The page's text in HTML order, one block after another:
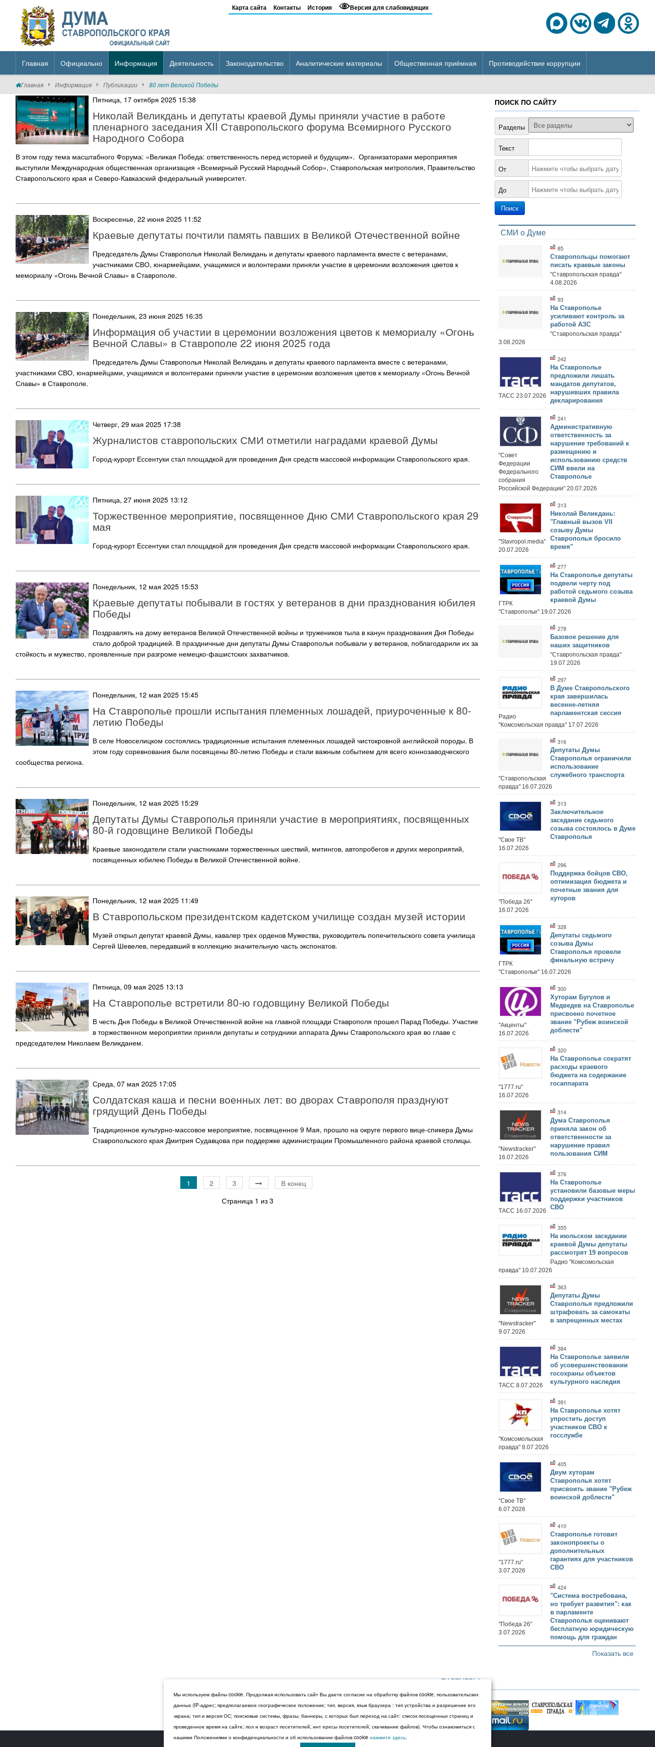
Карта сайта Контакты История Версия для слабовидящих
Главная Официально Информация Деятельность Законодательство Аналитические материалы Общественная приёмная Противодействие коррупции
Главная Информация Публикации 80 лет Великой Победы
Пятница, 17 октября 2025 15:38
Николай Великдань и депутаты краевой Думы приняли участие в работе
пленарного заседания XII Ставропольского форума Всемирного Русского
Народного Собора
В этом году тема масштабного Форума: «Великая Победа: ответственность перед историей и будущим». Организаторами мероприятия
выступили Международная общественная организация «Всемирный Русский Народный Собор», Ставропольская митрополия, Правительство
Ставропольского края и Северо-Кавказский федеральный университет.
Воскресенье, 22 июня 2025 11:52
Краевые депутаты почтили память павших в Великой Отечественной войне
Председатель Думы Ставрополья Николай Великдань и депутаты краевого парламента вместе с ветеранами,
участниками СВО, юнармейцами, учащимися и волонтерами приняли участие в церемонии возложения цветов к
мемориалу «Огонь Вечной Славы» в Ставрополе.
Понедельник, 23 июня 2025 16:35
Информация об участии в церемонии возложения цветов к мемориалу «Огонь
Вечной Славы» в Ставрополе 22 июня 2025 года
Председатель Думы Ставрополья Николай Великдань и депутаты краевого парламента вместе с ветеранами,
участниками СВО, юнармейцами, учащимися и волонтерами приняли участие в церемонии возложения цветов к мемориалу «Огонь Вечной
Славы» в Ставрополе.
Четверг, 29 мая 2025 17:38
Журналистов ставропольских СМИ отметили наградами краевой Думы
Город-курорт Ессентуки стал площадкой для проведения Дня средств массовой информации Ставропольского края.
Пятница, 27 июня 2025 13:12
Торжественное мероприятие, посвященное Дню СМИ Ставропольского края 29
мая
Город-курорт Ессентуки стал площадкой для проведения Дня средств массовой информации Ставропольского края.
Понедельник, 12 мая 2025 15:53
Краевые депутаты побывали в гостях у ветеранов в дни празднования юбилея
Победы
Поздравлять на дому ветеранов Великой Отечественной войны и тружеников тыла в канун празднования Дня Победы
стало доброй традицией. В праздничные дни депутаты Думы Ставрополья побывали у ветеранов, поблагодарили их за
стойкость и мужество, проявленные при разгроме немецко-фашистских захватчиков.
Понедельник, 12 мая 2025 15:45
На Ставрополье прошли испытания племенных лошадей, приуроченные к 80-
летию Победы
В селе Новоселицком состоялись традиционные испытания племенных лошадей чистокровной английской породы. В
этом году соревнования были посвящены 80-летию Победы и стали важным событием для всего коннозаводческого
сообщества региона.
Понедельник, 12 мая 2025 15:29
Депутаты Думы Ставрополья приняли участие в мероприятиях, посвященных
80-й годовщине Великой Победы
Краевые законодатели стали участниками торжественных шествий, митингов, автопробегов и других мероприятий,
посвященных юбилею Победы в Великой Отечественной войне.
Понедельник, 12 мая 2025 11:49
В Ставропольском президентском кадетском училище создан музей истории
Музей открыл депутат краевой Думы, кавалер трех орденов Мужества, руководитель попечительского совета училища
Сергей Шевелев, передавший в коллекцию значительную часть экспонатов.
Пятница, 09 мая 2025 13:13
На Ставрополье встретили 80-ю годовщину Великой Победы
В честь Дня Победы в Великой Отечественной войне на главной площади Ставрополя прошел Парад Победы. Участие
в торжественном мероприятии приняли депутаты и сотрудники аппарата Думы Ставропольского края во главе с
председателем Николаем Великданем.
Среда, 07 мая 2025 17:05
Солдатская каша и песни военных лет: во дворах Ставрополя празднуют
грядущий День Победы
Традиционное культурно-массовое мероприятие, посвященное 9 Мая, прошло на округе первого вице-спикера Думы
Ставропольского края Дмитрия Судавцова при поддержке администрации Промышленного района краевой столицы.
1 2 3
В конец
Страница 1 из 3
ПОИСК ПО САЙТУ
Разделы
Текст
От
До
СМИ о Думе
85
Ставропольцы помогают
писать краевые законы
"Ставропольская правда"
4.08.2026
93
На Ставрополье
усиливают контроль за
работой АЗС
"Ставропольская правда"
3.08.2026
242
На Ставрополье
предложили лишать
мандатов депутатов,
нарушивших правила
декларирования
ТАСС 23.07.2026
241
Административную
ответственность за
нарушение требований к
размещению и
использованию средств
СИМ ввели на
Ставрополье
"Совет
Федерации
Федерального
собрания
Российской Федерации" 20.07.2026
313
Николай Великдань:
"Главный вызов VII
созыву Думы
Ставрополья бросило
время"
"Stavropol.media"
20.07.2026
277
На Ставрополье депутаты
подвели черту под
работой седьмого созыва
краевой Думы
ГТРК
"Ставрополье" 19.07.2026
278
Базовое решение для
наших защитников
"Ставропольская правда"
19.07.2026
297
В Думе Ставропольского
края завершилась
весенне-летняя
парламентская сессия
Радио
"Комсомольская правда" 17.07.2026
316
Депутаты Думы
Ставрополья ограничили
использование
служебного транспорта
"Ставропольская
правда" 16.07.2026
313
Заключительное
заседание седьмого
созыва состоялось в Думе
Ставрополья
"Свое ТВ"
16.07.2026
296
Поддержка бойцов СВО,
оптимизация бюджета и
почетные звания для
хуторов
"Победа 26"
16.07.2026
328
Депутаты седьмого
созыва Думы
Ставрополья провели
финальную встречу
ГТРК
"Ставрополье" 16.07.2026
300
Хуторам Бугулов и
Медведев на Ставрополье
присвоено почетное
звание "Рубеж воинской
доблести"
"Акценты"
16.07.2026
320
На Ставрополье сократят
расходы краевого
бюджета на содержание
госаппарата
"1777.ru"
16.07.2026
314
Дума Ставрополья
приняла закон об
ответственности за
нарушение правил
пользования СИМ
"Newstracker"
16.07.2026
376
На Ставрополье
установили базовые меры
поддержки участников
СВО
ТАСС 16.07.2026
355
На июльском заседании
краевой Думы депутаты
рассмотрят 19 вопросов
Радио "Комсомольская
правда" 10.07.2026
363
Депутаты Думы
Ставрополья предложили
штрафовать за самокаты
в запрещенных местах
"Newstracker"
9.07.2026
384
На Ставрополье заявили
об усовершенствовании
госохраны объектов
культурного наследия
ТАСС 8.07.2026
391
На Ставрополье хотят
упростить доступ
участников СВО к
госслужбе
"Комсомольская
правда" 8.07.2026
405
Двум хуторам
Ставрополья хотят
присвоить звание "Рубеж
воинской доблести"
"Свое ТВ"
6.07.2026
410
Ставрополье готовит
законопроекты о
дополнительных
гарантиях для участников
СВО
"1777.ru"
3.07.2026
424
"Система востребована,
но требует развития": как
в парламенте
Ставрополья оценивают
бесплатную юридическую
помощь для граждан
"Победа 26"
3.07.2026
Показать все
ПАРТНЕРЫ
© 2026 Дума Ставропольского края.
Мы используем файлы cookie. Продолжая использовать сайт Вы даете согласие на обработку файлов cookie, пользовательских
данных (IP-адрес; предполагаемое географическое положение; тип. версия, язык браузера : тип устройства и разрешение его
экрана; тип и версия ОС; поисковые системы, фразы, баннеры, с которых был переход на сайт: список посещенных страниц и
проведенное время на сайте; пол и возраст посетителей; инт ересы посетителей; скачивание файлов). Чтобы ознакомиться с
нашими Положениями о конфиденциальности и об использовании файлов cookie нажмите здесь.